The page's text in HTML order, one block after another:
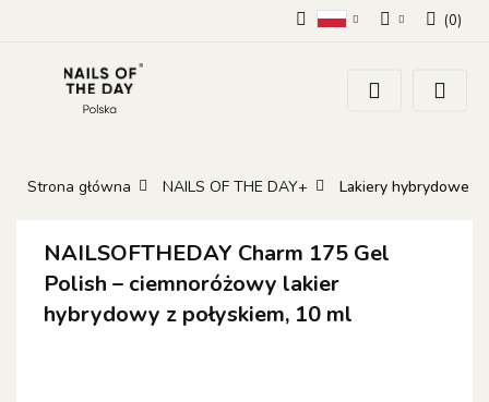
Zarejestruj się
(0)
Strona główna NAILS OF THE DAY+ Lakiery hybrydowe
NAILSOFTHEDAY Charm 175 Gel
Polish – ciemnoróżowy lakier
hybrydowy z połyskiem, 10 ml